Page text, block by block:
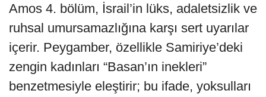
Amos 4. bölüm, İsrail’in lüks, adaletsizlik ve
ruhsal umursamazlığına karşı sert uyarılar
içerir. Peygamber, özellikle Samiriye’deki
zengin kadınları “Basan’ın inekleri”
benzetmesiyle eleştirir; bu ifade, yoksulları